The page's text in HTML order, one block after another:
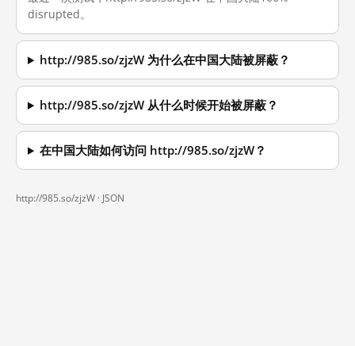
disrupted。
http://985.so/zjzW 为什么在中国大陆被屏蔽？
http://985.so/zjzW 从什么时候开始被屏蔽？
在中国大陆如何访问 http://985.so/zjzW？
http://985.so/zjzW · JSON